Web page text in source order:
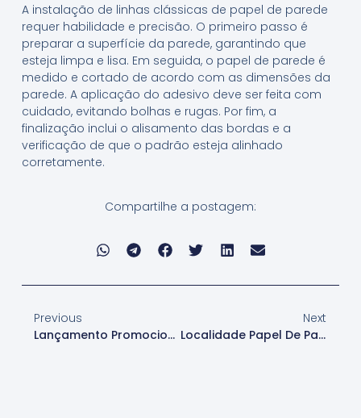
A instalação de linhas clássicas de papel de parede
requer habilidade e precisão. O primeiro passo é
preparar a superfície da parede, garantindo que
esteja limpa e lisa. Em seguida, o papel de parede é
medido e cortado de acordo com as dimensões da
parede. A aplicação do adesivo deve ser feita com
cuidado, evitando bolhas e rugas. Por fim, a
finalização inclui o alisamento das bordas e a
verificação de que o padrão esteja alinhado
corretamente.
Compartilhe a postagem:
Previous
Lançamento Promocional Papel De Parede
Next
Localidade Papel De Parede